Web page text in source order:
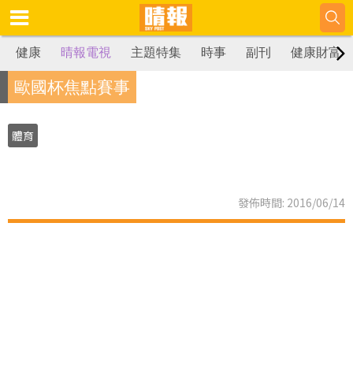
健康 晴報電視 主題特集 時事 副刊 健康財富
歐國杯焦點賽事
體育
發佈時間: 2016/06/14